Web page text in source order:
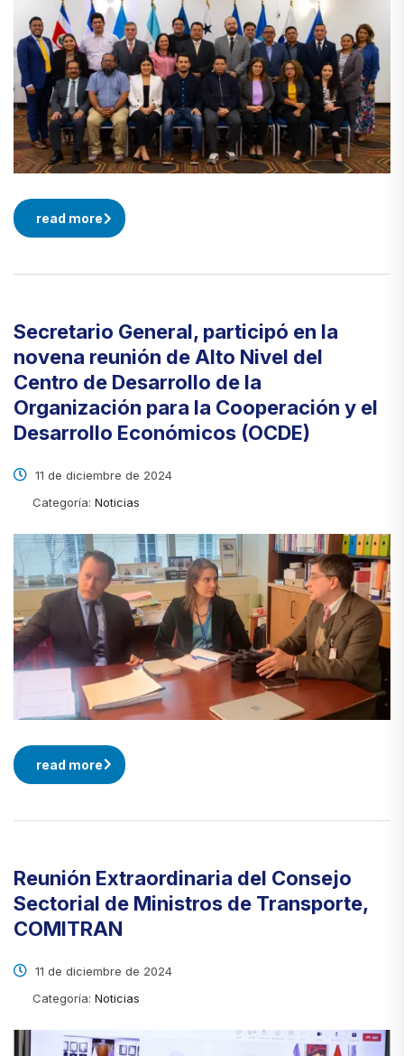
read more
Secretario General, participó en la
novena reunión de Alto Nivel del
Centro de Desarrollo de la
Organización para la Cooperación y el
Desarrollo Económicos (OCDE)
11 de diciembre de 2024
Categoría: Noticias
read more
Reunión Extraordinaria del Consejo
Sectorial de Ministros de Transporte,
COMITRAN
11 de diciembre de 2024
Categoría: Noticias